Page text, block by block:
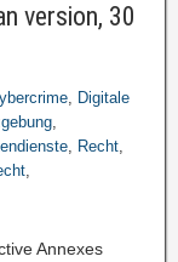
version, 30
, Digitale
,
, Recht,
,
Annexes